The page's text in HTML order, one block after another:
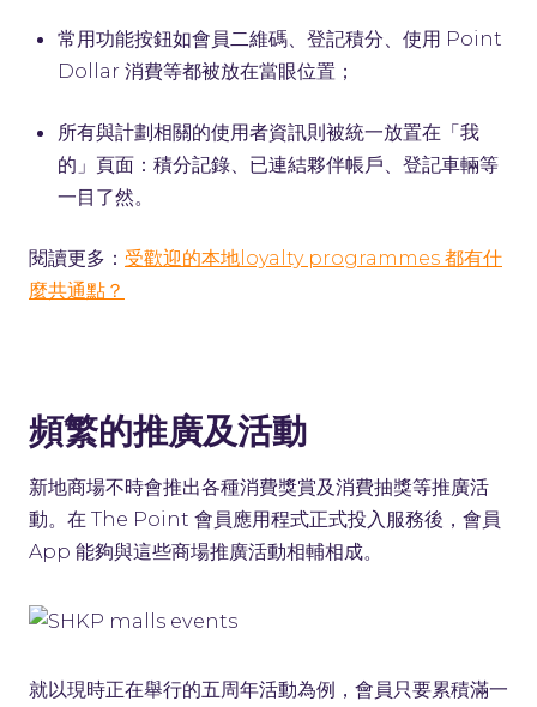
常用功能按鈕如會員二維碼、登記積分、使用 Point
Dollar 消費等都被放在當眼位置；
所有與計劃相關的使用者資訊則被統一放置在「我
的」頁面：積分記錄、已連結夥伴帳戶、登記車輛等
一目了然。
閱讀更多： 受歡迎的本地loyalty programmes 都有什
麼共通點？
頻繁的推廣及活動
新地商場不時會推出各種消費獎賞及消費抽獎等推廣活
動。在 The Point 會員應用程式正式投入服務後，會員
App 能夠與這些商場推廣活動相輔相成。
就以現時正在舉行的五周年活動為例，會員只要累積滿一